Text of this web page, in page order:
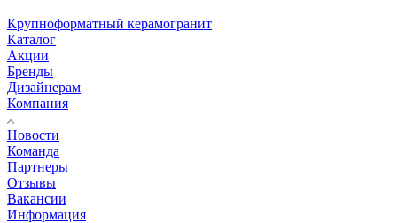
Крупноформатный керамогранит
Каталог
Акции
Бренды
Дизайнерам
Компания
Новости
Команда
Партнеры
Отзывы
Вакансии
Информация